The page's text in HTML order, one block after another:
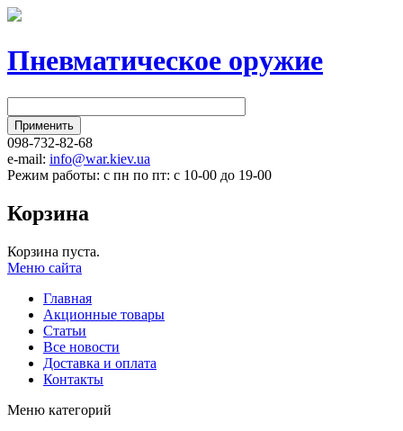
Пневматическое оружие
098-732-82-68
e-mail: info@war.kiev.ua
Режим работы: с пн по пт: с 10-00 до 19-00
Корзина
Корзина пуста.
Меню сайта
Главная
Акционные товары
Статьи
Все новости
Доставка и оплата
Контакты
Меню категорий